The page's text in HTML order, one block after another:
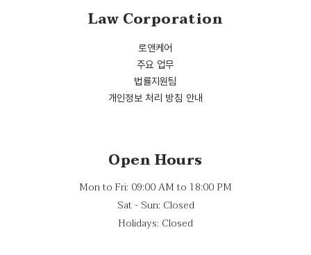
Law Corporation
로앤케어
주요 업무
법률지원팀
개인정보 처리 방침 안내
Open Hours
Mon to Fri: 09:00 AM to 18:00 PM
Sat - Sun: Closed
Holidays: Closed